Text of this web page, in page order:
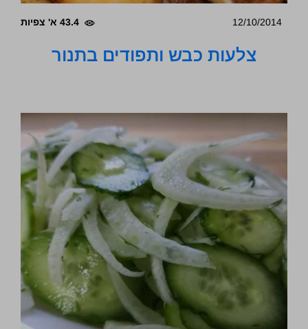
12/10/2014 43.4 א' צפיות
צלעות כבש ותפודים בתנור